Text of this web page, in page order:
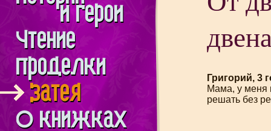
Григорий, 3
Мама, у меня
решать без